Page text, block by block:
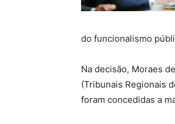
do funcionalismo
Na decisão, Moraes
(Tribunais Regionais
foram concedidas a